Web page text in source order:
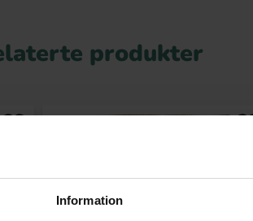
Information
produkter